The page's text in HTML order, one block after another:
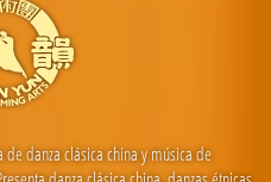
de danza clásica china y música de